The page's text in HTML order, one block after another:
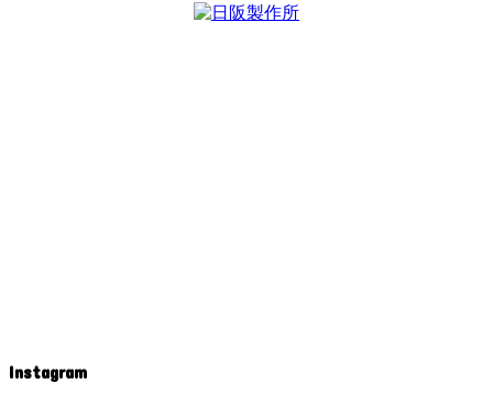
Instagram